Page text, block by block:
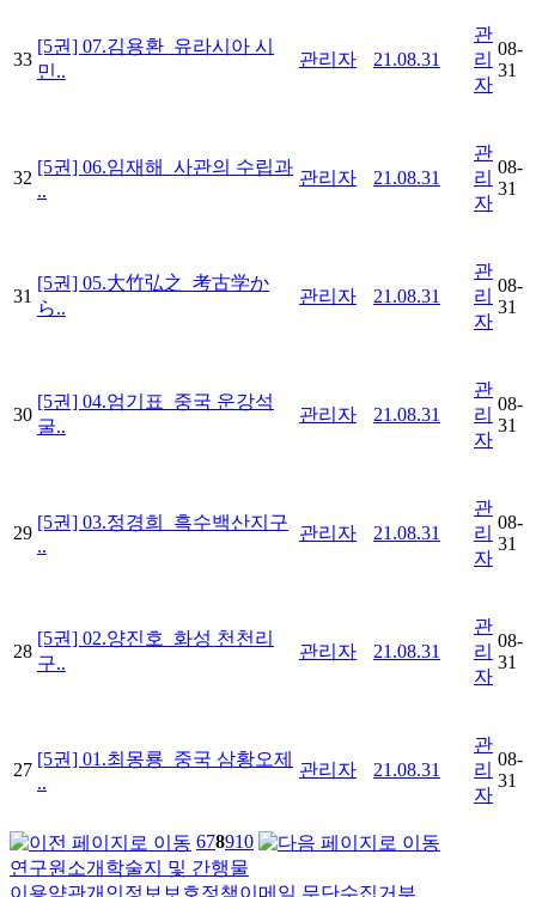
33
[5권] 07.김용환_유라시아 시
민..
관리자 21.08.31
관
리
자
08-
31
32
[5권] 06.임재해_사관의 수립과
..
관리자 21.08.31
관
리
자
08-
31
31
[5권] 05.大竹弘之_考古学か
ら..
관리자 21.08.31
관
리
자
08-
31
30
[5권] 04.엄기표_중국 운강석
굴..
관리자 21.08.31
관
리
자
08-
31
29
[5권] 03.정경희_흑수백산지구
..
관리자 21.08.31
관
리
자
08-
31
28
[5권] 02.양진호_화성 천천리
구..
관리자 21.08.31
관
리
자
08-
31
27
[5권] 01.최몽룡_중국 삼황오제
..
관리자 21.08.31
관
리
자
08-
31
678910
연구원소개 학술지 및 간행물
이용약관개인정보보호정책이메일 무단수집거부